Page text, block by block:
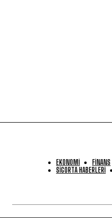
EKONOMİ FİNANS
SİGORTA HABERLERİ